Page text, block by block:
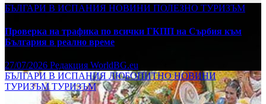
БЪЛГАРИ В ИСПАНИЯ НОВИНИ ПОЛЕЗНО ТУРИЗЪМ
Проверка на трафика по всички ГКПП на Сърбия към
България в реално време
27/07/2026 Редакция WorldBG.eu
БЪЛГАРИ В ИСПАНИЯ ЛЮБОПИТНОНОВИНИ
ТУРИЗЪМТУРИЗЪМ